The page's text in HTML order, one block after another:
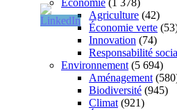
Agriculture (42)
Économie verte
Innovation (74)
Responsabilité
Environnement (5 694)
Aménagement
Biodiversité (945)
Climat (921)